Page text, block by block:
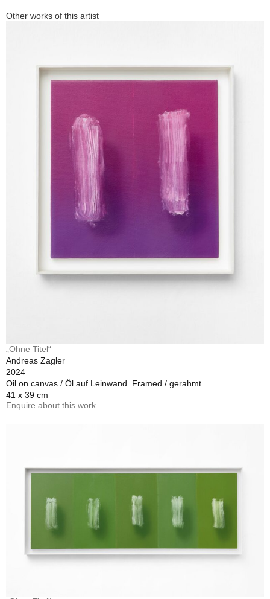
Other works of this artist
„Ohne Titel“
Andreas Zagler
2024
Oil on canvas / Öl auf Leinwand. Framed / gerahmt.
41 x 39 cm
Enquire about this work